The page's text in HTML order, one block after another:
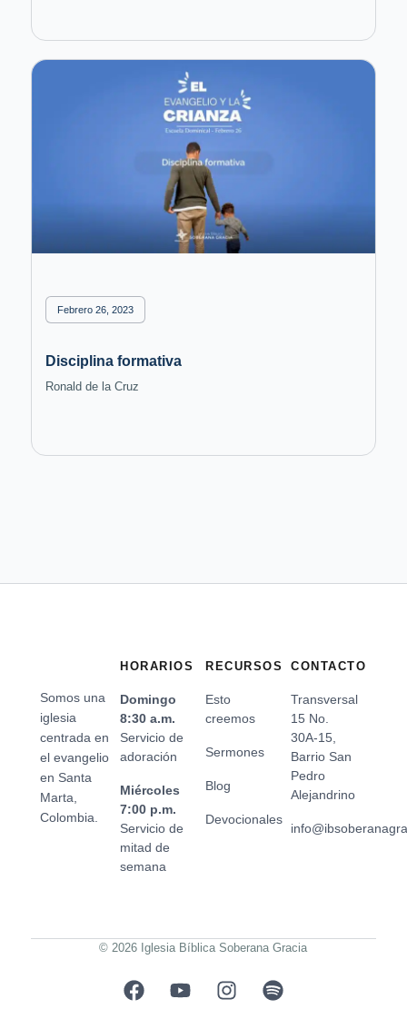
Febrero 26, 2023
Disciplina formativa
Ronald de la Cruz
Somos una
iglesia
centrada en
el evangelio
en Santa
Marta,
Colombia.
HORARIOS
Domingo
8:30 a.m.
Servicio de
adoración
Miércoles
7:00 p.m.
Servicio de
mitad de
semana
RECURSOS
Esto
creemos
Sermones
Blog
Devocionales
CONTACTO
Transversal
15 No.
30A-15,
Barrio San
Pedro
Alejandrino
© 2026 Iglesia Bíblica Soberana Gracia